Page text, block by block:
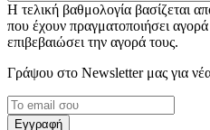
Η τελική βαθμολογία βασίζεται
που έχουν πραγματοποιήσει
επιβεβαιώσει την αγορά τους.
Γράψου στο Νewsletter μας για
Εγγραφή